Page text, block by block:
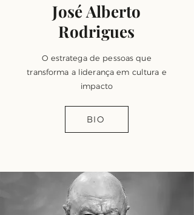
José Alberto
Rodrigues
O estratega de pessoas que
transforma a liderança em cultura e
impacto
BIO